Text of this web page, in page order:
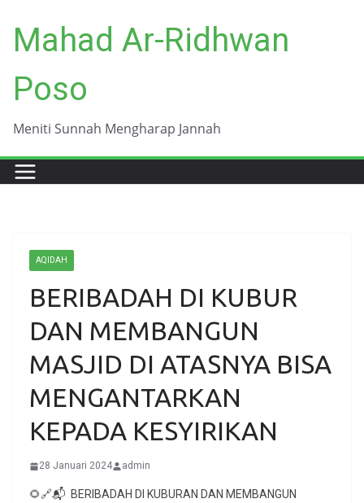
content
Mahad Ar-Ridhwan
Poso
Meniti Sunnah Mengharap Jannah
AQIDAH
BERIBADAH DI KUBUR
DAN MEMBANGUN
MASJID DI ATASNYA BISA
MENGANTARKAN
KEPADA KESYIRIKAN
28 Januari 2024 admin
🌻🔗📬 BERIBADAH DI KUBURAN DAN MEMBANGUN